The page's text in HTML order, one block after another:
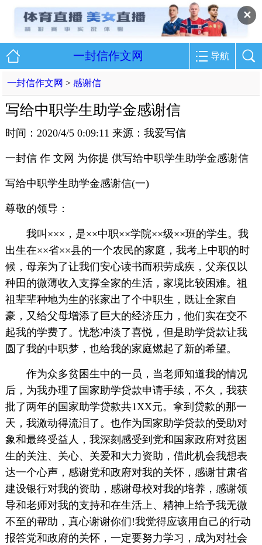
✕
一封信作文网 导航
一封信作文网 >感谢信
写给中职学生助学金感谢信
时间：2020/4/5 0:09:11 来源：我爱写信
一封信 作 文网 为你提 供写给中职学生助学金感谢信
写给中职学生助学金感谢信(一)
尊敬的领导：
我叫×××，是××中职××学院××级××班的学生。我
出生在××省××县的一个农民的家庭，我考上中职的时
候，母亲为了让我们安心读书而积劳成疾，父亲仅以
种田的微薄收入支撑全家的生活，家境比较困难。祖
祖辈辈种地为生的张家出了个中职生，既让全家自
豪，又给父母增添了巨大的经济压力，他们实在交不
起我的学费了。忧愁冲淡了喜悦，但是助学贷款让我
圆了我的中职梦，也给我的家庭燃起了新的希望。
作为众多贫困生中的一员，当老师知道我的情况
后，为我办理了国家助学贷款申请手续，不久，我获
批了两年的国家助学贷款共1XX元。拿到贷款的那一
天，我激动得流泪了。也作为国家助学贷款的受助对
象和最终受益人，我深刻感受到党和国家政府对贫困
生的关注、关心、关爱和大力资助，借此机会我想表
达一个心声，感谢党和政府对我的关怀，感谢甘肃省
建设银行对我的资助，感谢母校对我的培养，感谢领
导和老师对我的支持和在生活上、精神上给予我无微
不至的帮助，真心谢谢你们!我觉得应该用自己的行动
报答党和政府的关怀，一定要努力学习，成为对社会